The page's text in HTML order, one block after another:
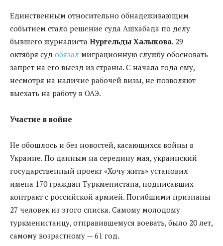
Единственным относительно обнадеживающим
событием стало решение суда Ашхабада по делу
бывшего журналиста Нургельды Халыкова. 29
октября суд обязал миграционную службу обосновать
запрет на его выезд из страны. С начала года ему,
несмотря на наличие рабочей визы, не позволяют
выехать на работу в ОАЭ.
Участие в войне
Не обошлось и без новостей, касающихся войны в
Украине. По данным на середину мая, украинский
государственный проект «Хочу жить» установил
имена 170 граждан Туркменистана, подписавших
контракт с российской армией. Погибшими признаны
27 человек из этого списка. Самому молодому
туркменистанцу, отправившемуся воевать, было 20 лет,
самому возрастному — 61 год.